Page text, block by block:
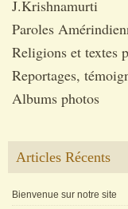
J.Krishnamurti
Paroles
Religions et textes
Reportages,
Albums photos
Articles Récents
Bienvenue sur notre site